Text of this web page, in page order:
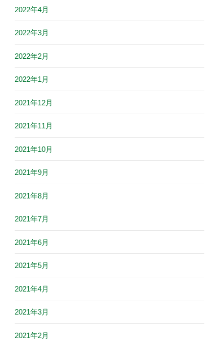
2022年4月
2022年3月
2022年2月
2022年1月
2021年12月
2021年11月
2021年10月
2021年9月
2021年8月
2021年7月
2021年6月
2021年5月
2021年4月
2021年3月
2021年2月